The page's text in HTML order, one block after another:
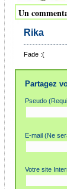
Un
Rika
Fade :(
Partagez
Pseudo
E-mail (Ne
Votre site